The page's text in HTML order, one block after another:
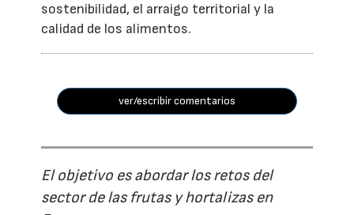
sostenibilidad, el arraigo territorial y la
calidad de los alimentos.
ver/escribir comentarios
El objetivo es abordar los retos del
sector de las frutas y hortalizas en